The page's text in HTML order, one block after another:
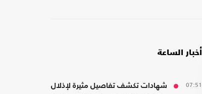
أخبار الساعة
07:51
شهادات تكشف تفاصيل مثيرة لإذلال